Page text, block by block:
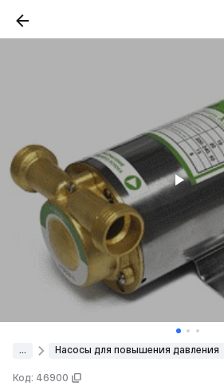
Насосы для повышения давления
Код: 46900